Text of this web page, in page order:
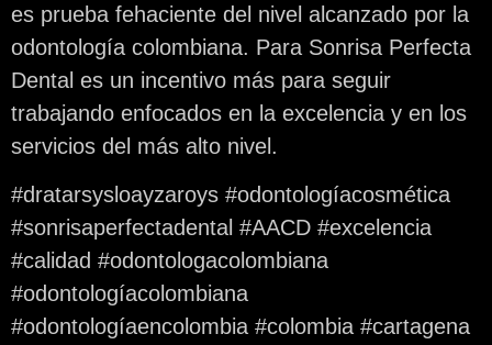
es prueba fehaciente del nivel alcanzado por la
odontología colombiana. Para Sonrisa Perfecta
Dental es un incentivo más para seguir
trabajando enfocados en la excelencia y en los
servicios del más alto nivel.
#dratarsysloayzaroys #odontologíacosmética
#sonrisaperfectadental #AACD #excelencia
#calidad #odontologacolombiana
#odontologíacolombiana
#odontologíaencolombia #colombia #cartagena